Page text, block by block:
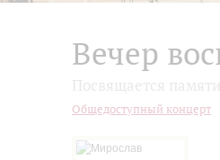
Вечер
Общедоступный концерт